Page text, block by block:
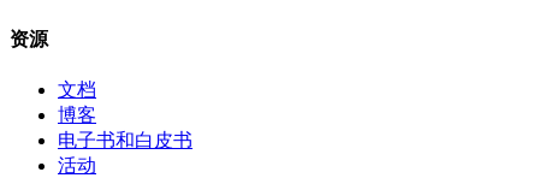
资源
文档
博客
电子书和白皮书
活动